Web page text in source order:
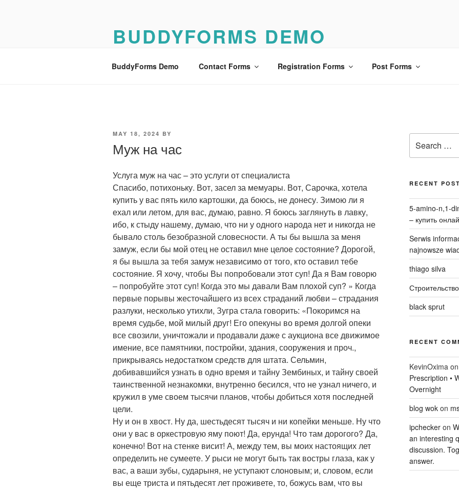
BUDDYFORMS DEMO
BuddyForms Demo Contact Forms Registration Forms Post Forms
POSTED
MAY 18, 2024 BY
Муж на час
Услуга муж на час – это услуги от специалиста
Спасибо, потихоньку. Вот, засел за мемуары. Вот, Сарочка, хотела
купить у вас пять кило картошки, да боюсь, не донесу. Зимою ли я
ехал или летом, для вас, думаю, равно. Я боюсь заглянуть в лавку,
ибо, к стыду нашему, думаю, что ни у одного народа нет и никогда не
бывало столь безобразной словесности. А ты бы вышла за меня
замуж, если бы мой отец не оставил мне целое состояние? Дорогой,
я бы вышла за тебя замуж независимо от того, кто оставил тебе
состояние. Я хочу, чтобы Вы попробовали этот суп! Да я Вам говорю
– попробуйте этот суп! Когда это мы давали Вам плохой суп? » Когда
первые порывы жесточайшего из всех страданий любви – страдания
разлуки, несколько утихли, Зугра стала говорить: «Покоримся на
время судьбе, мой милый друг! Его опекуны во время долгой опеки
все свозили, уничтожали и продавали даже с аукциона все движимое
имение, все памятники, постройки, здания, сооружения и проч.,
прикрываясь недостатком средств для штата. Сельмин,
добивавшийся узнать в одно время и тайну Зембиных, и тайну своей
таинственной незнакомки, внутренно бесился, что не узнал ничего, и
кружил в уме своем тысячи планов, чтобы добиться хотя последней
цели.
Ну и он в хвост. Ну да, шестьдесят тысяч и ни копейки меньше. Ну что
они у вас в оркестровую яму поют! Да, ерунда! Что там дорогого? Да,
конечно! Вот на стенке висит! А, между тем, вы моих настоящих лет
определить не сумеете. У рыси не могут быть так востры глаза, как у
вас, а ваши зубы, сударыня, не уступают слоновым; и, словом, если
вы еще триста и пятьдесят лет проживете, то, божусь вам, что вы
for:
RECENT
5-amino-n,1-
– купить
Serwis
najnowsze
thiago silva
black sprut
RECENT
KevinOxima
Prescription •
Overnight
blog wokon
ipcheckeron
an interesting
discussion.
answer.